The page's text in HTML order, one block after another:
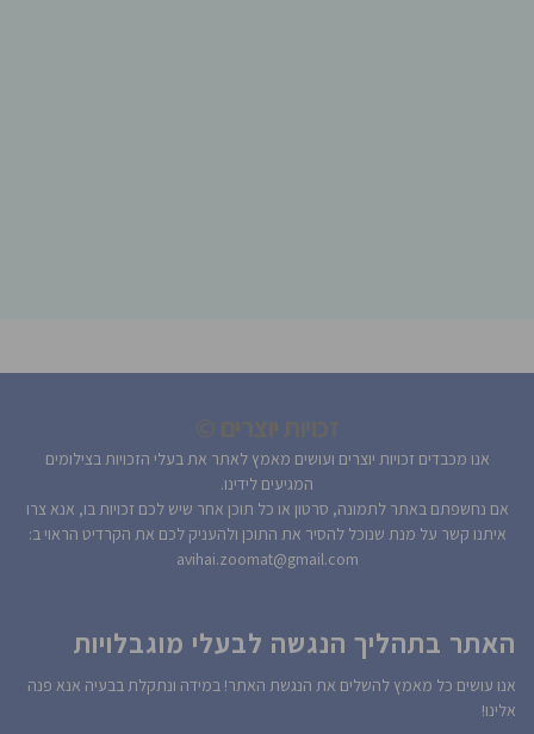
אנו מכבדים זכויות יוצרים ועושים מאמץ לאתר את בעלי הזכויות בצילומים
המגיעים לידינו.
אם נחשפתם באתר לתמונה, סרטון או כל תוכן אחר שיש לכם זכויות בו, אנא צרו
איתנו קשר על מנת שנוכל להסיר את התוכן ולהעניק לכם את הקרדיט הראוי ב:
avihai.zoomat@gmail.com
האתר בתהליך הנגשה לבעלי מוגבלויות
אנו עושים כל מאמץ להשלים את הנגשת האתר! במידה ונתקלת בבעיה אנא פנה
אלינו!